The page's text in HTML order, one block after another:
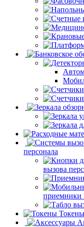
персонала
вызова
приемники
Токены